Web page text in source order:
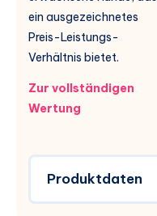
ein ausgezeichnetes
Preis-Leistungs-
Verhältnis bietet.
Zur vollständigen
Wertung
Produktdaten